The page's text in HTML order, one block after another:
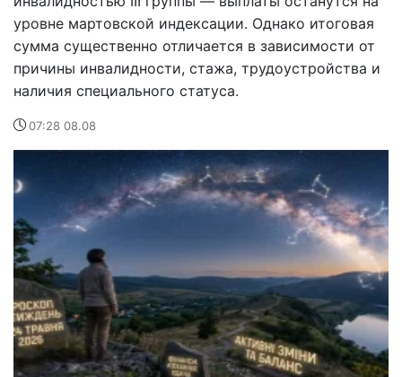
уровне мартовской индексации. Однако итоговая
сумма существенно отличается в зависимости от
причины инвалидности, стажа, трудоустройства и
наличия специального статуса.
07:28 08.08